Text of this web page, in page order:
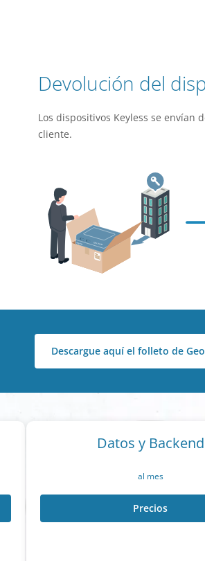
Devolución del
Los dispositivos Keyless se envían
cliente.
Descargue aquí el folleto de
Datos y Backend
al mes
Precios